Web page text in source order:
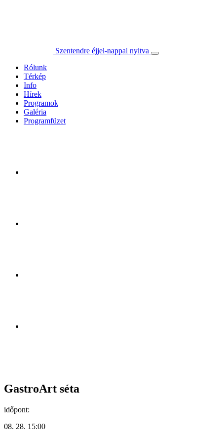
Szentendre éjjel-nappal nyitva
Rólunk
Térkép
Info
Hírek
Programok
Galéria
Programfüzet
GastroArt séta
időpont:
08. 28. 15:00